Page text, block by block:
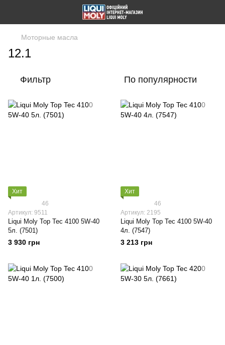
Моторные масла
12.1
Фильтр По популярности
Хит
46
Артикул: 9511
Liqui Moly Top Tec 4100 5W-40
5л. (7501)
3 930 грн
Хит
46
Артикул: 2195
Liqui Moly Top Tec 4100 5W-40
4л. (7547)
3 213 грн